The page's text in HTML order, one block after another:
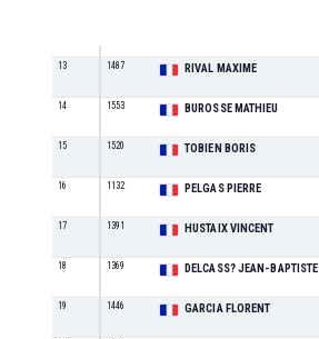
13 1487 RIVAL MAXIME
14 1553 BUROSSE MATHIEU
15 1520 TOBIEN BORIS
16 1132 PELGAS PIERRE
17 1391 HUSTAIX VINCENT
18 1369 DELCASS? JEAN-BAPTISTE
19 1446 GARCIA FLORENT